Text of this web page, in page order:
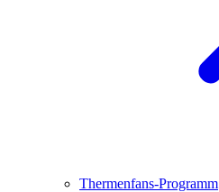
Thermenfans-Programm